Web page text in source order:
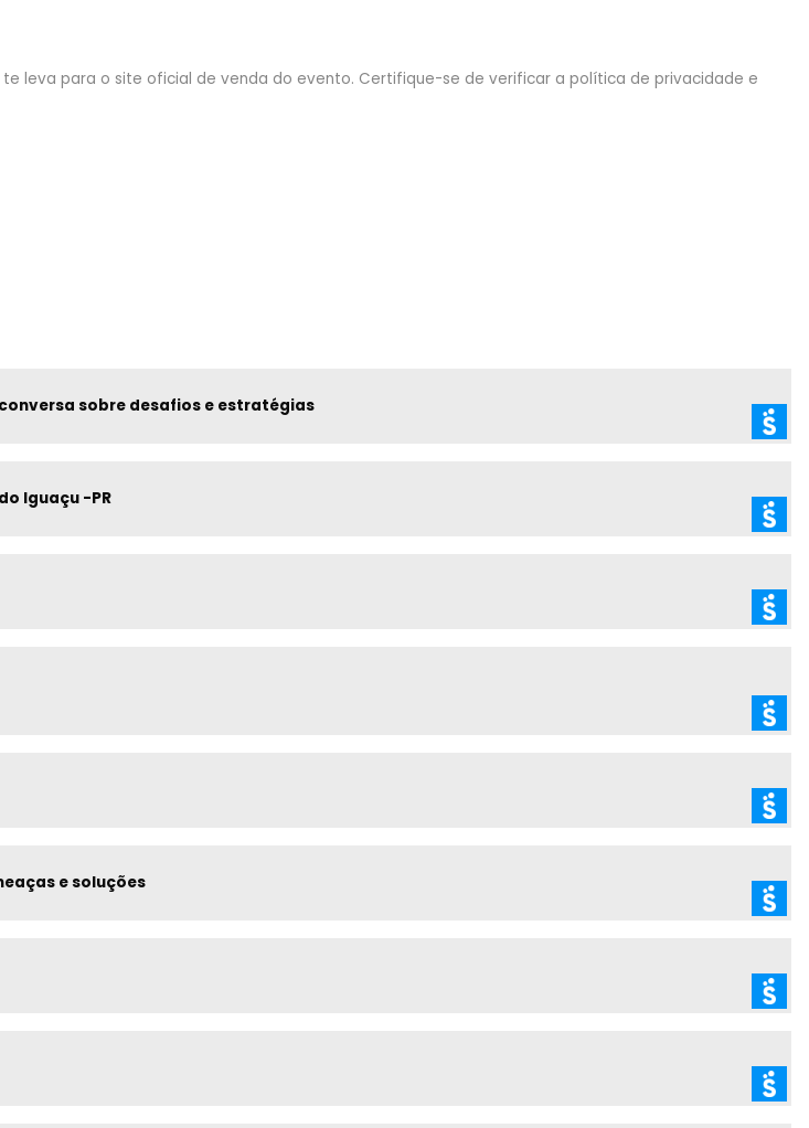
te leva para o site oficial de venda do evento. Certifique-se de verificar a política de privacidade e
sobre desafios e estratégias
Iguaçu -PR
Cenário Global e Local: um mundo em transformação ameaças e soluções